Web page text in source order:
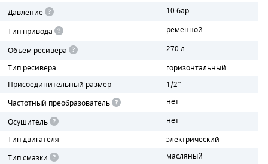
Давление
10 бар
Тип привода
ременной
Объем ресивера
270 л
Тип ресивера
горизонтальный
Присоединительный размер
1/2"
Частотный преобразователь
нет
Осушитель
нет
Тип двигателя
электрический
Тип смазки
масляный
ПОРШНЕВЫЕ БЛОКИ
ДЕТАЛИ СПИРАЛЬНЫХ КОМПРЕССОРОВ
ДЕТАЛИ НАСОСНОЙ ЧАСТИ
ДЕТАЛИ ПОГРУЖНЫХ НАСОСОВ
ШЛАНГИ ДЛЯ МОТОПОМП